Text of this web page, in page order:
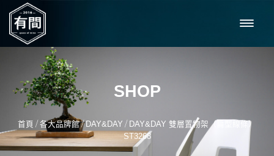
SHOP
首頁 / 各大品牌館/ DAY&DAY / DAY&DAY 雙層置物架（扁型線條）
ST3268